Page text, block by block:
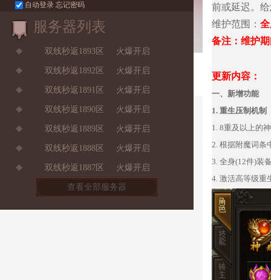
自动登录 忘记密码
服务器列表
双线秒返1893区 火爆开启
双线秒返1892区 火爆开启
双线秒返1891区 火爆开启
双线秒返1890区 火爆开启
双线秒返1889区 火爆开启
双线秒返1888区 火爆开启
双线秒返1887区 火爆开启
查看全部服务器
前或延迟。
维护范围：
备注：维护
更新内容：
一、 新增功能
1. 重生压制机制
1. 8重及以上的
2. 根据附魔词条
3. 全身(12件)装
4. 激活高等级重